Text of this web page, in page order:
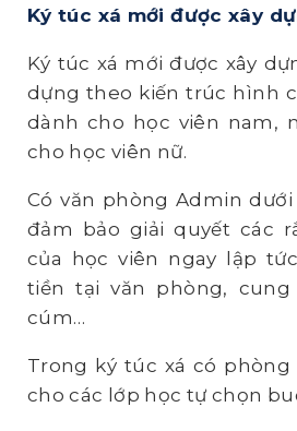
Ký túc xá mới được xây
Ký túc xá mới được xây
dựng theo kiến trúc hình
dành cho học viên nam,
cho học viên nữ.
Có văn phòng Admin dưới
đảm bảo giải quyết các
của học viên ngay lập
tiền tại văn phòng,
cúm…
Trong ký túc xá có
cho các lớp học tự chọn